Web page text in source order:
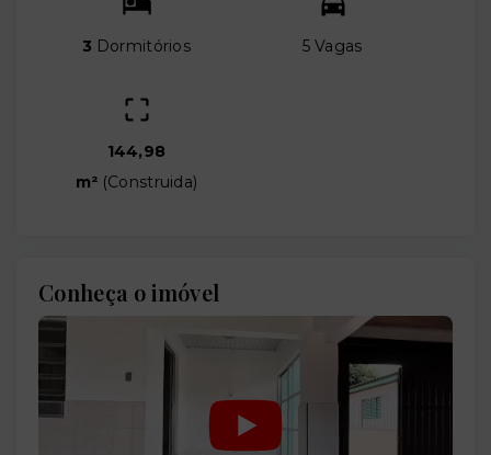
3 Dormitórios 5 Vagas
144,98
m² (Construida)
Conheça o imóvel